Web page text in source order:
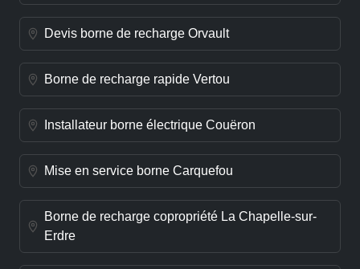
Devis borne de recharge Orvault
Borne de recharge rapide Vertou
Installateur borne électrique Couëron
Mise en service borne Carquefou
Borne de recharge copropriété La Chapelle-sur-
Erdre